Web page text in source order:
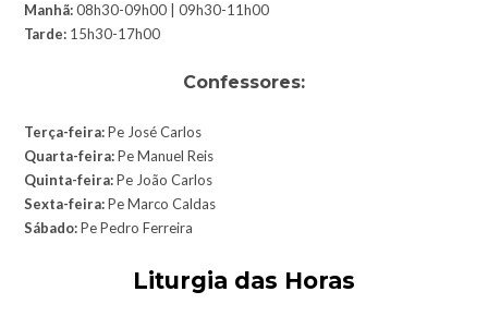
Manhã:08h30-09h00 | 09h30-11h00
Tarde:15h30-17h00
Confessores:
Terça-feira:Pe José Carlos
Quarta-feira:Pe Manuel Reis
Quinta-feira:Pe João Carlos
Sexta-feira:Pe Marco Caldas
Sábado:Pe Pedro Ferreira
Liturgia das Horas